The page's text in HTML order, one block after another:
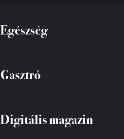
Egészség
Gasztró
Digitális magazin